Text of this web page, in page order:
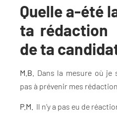
Quelle a-été
ta rédaction
de ta
M.B.
Dans la mesure où je
pas à prévenir mes
P.M. Il n’y a pas eu de